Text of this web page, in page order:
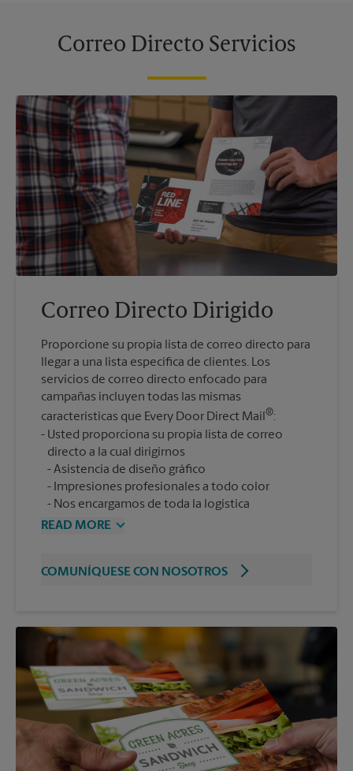
Correo Directo Servicios
Correo Directo Dirigido
Proporcione su propia lista de correo directo para
llegar a una lista específica de clientes. Los
servicios de correo directo enfocado para
campañas incluyen todas las mismas
características que Every Door Direct Mail®:
Usted proporciona su propia lista de correo
Asistencia de diseño gráfico
Impresiones profesionales a todo color
Nos encargamos de toda la logística
READ MORE
COMUNÍQUESE CON NOSOTROS